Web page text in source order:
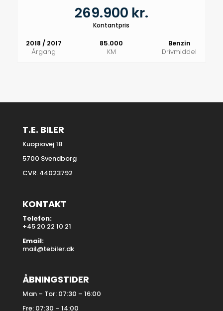
269.900 kr.
Kontantpris
2018 / 2017
Årgang
85.000
KM
Benzin
Drivmiddel
T.E. BILER
Kuopiovej 18
5700 Svendborg
CVR. 44023792
KONTAKT
Telefon:
+45 20 22 10 21
Email:
mail@tebiler.dk
ÅBNINGSTIDER
Man – Tor: 07:30 – 16:00
Fre: 07:30 – 14:00